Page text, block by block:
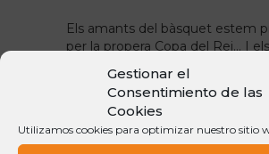
Gestionar el
Consentimiento de las
Cookies
Utilizamos cookies para optimizar nuestro sitio
Els amants del bàsquet estem
per la propera Copa del Rei… I
sentit seran tres els cracs Nike
veuran les cares en uns quarts
fins i tot poden enfrontar-se. El
deixat el Reial Madrid, Andorra,